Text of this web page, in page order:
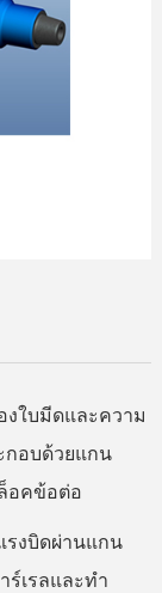
ใบมีดและความ
กอบด้วยแกน
อคข้อต่อ
รงบิดผ่านแกน
ร์เรลและทำ